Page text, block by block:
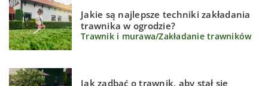
Jakie są najlepsze techniki zakładania
trawnika w ogrodzie?
Trawnik i murawa/Zakładanie trawników
Jak zadbać o trawnik, aby stał się